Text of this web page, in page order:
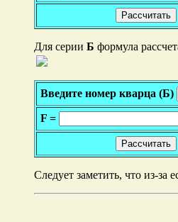
Для серии Б формула
Введите номер кварца (Б)
F =
Следует заметить, что из-за